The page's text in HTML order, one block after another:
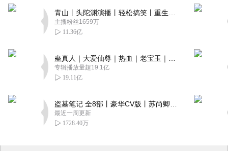
主播粉丝1659万
11.36亿
专辑播放量超19.1亿
19.11亿
最近一周更新
1728.40万